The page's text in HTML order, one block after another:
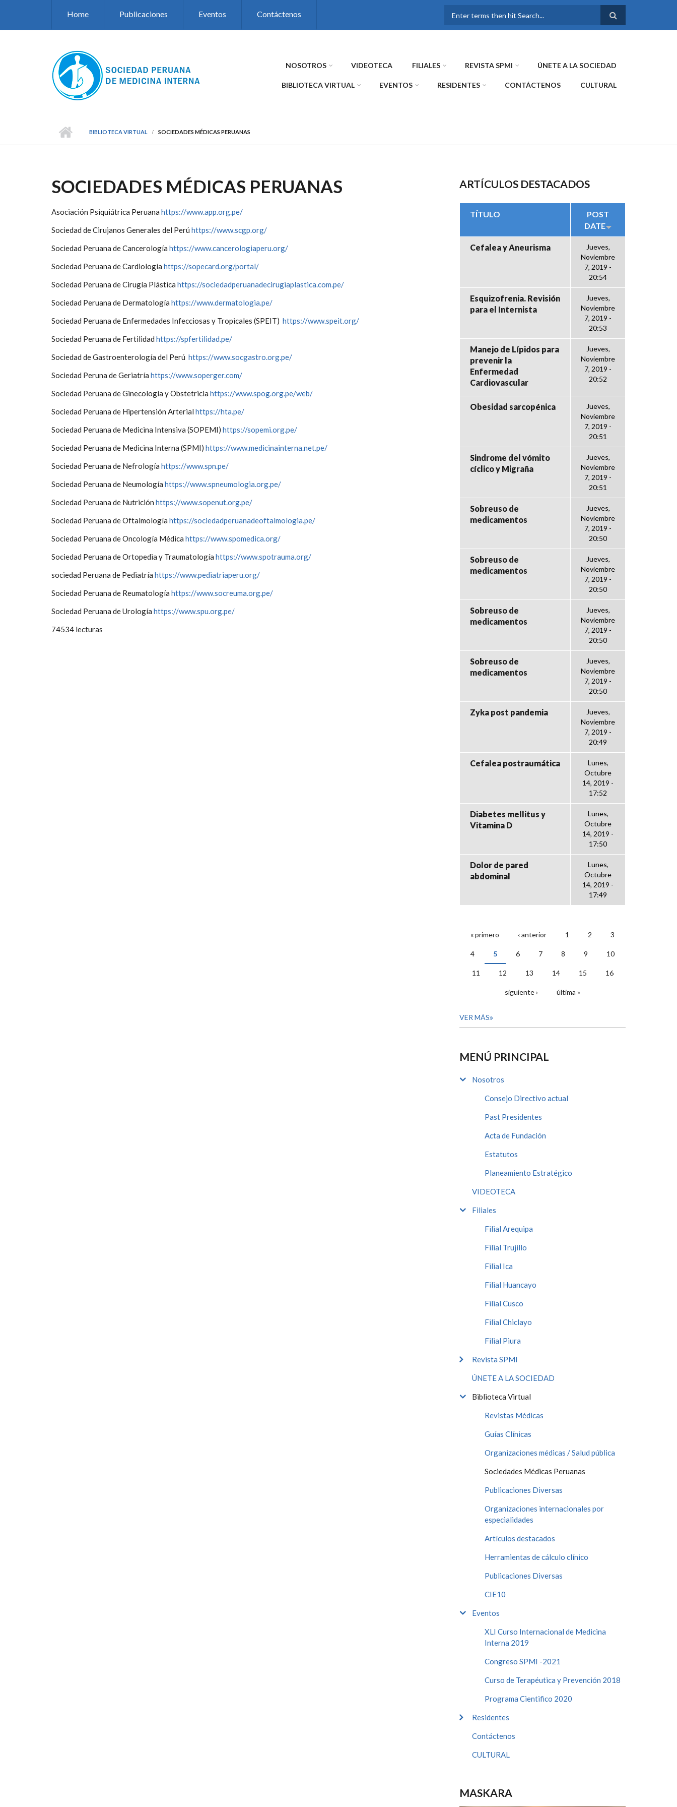
Home Publicaciones Eventos Contáctenos
FORMULARIO DE
NOSOTROS VIDEOTECA FILIALES REVISTA SPMI ÚNETE A LA SOCIEDAD
BIBLIOTECA VIRTUAL EVENTOS RESIDENTES CONTÁCTENOS CULTURAL
BIBLIOTECA VIRTUAL SOCIEDADES MÉDICAS PERUANAS
SOCIEDADES MÉDICAS PERUANAS
Asociación Psiquiátrica Peruana https://www.app.org.pe/
Sociedad de Cirujanos Generales del Perú https://www.scgp.org/
Sociedad Peruana de Cancerología https://www.cancerologiaperu.org/
Sociedad Peruana de Cardiología https://sopecard.org/portal/
Sociedad Peruana de Cirugía Plástica https://sociedadperuanadecirugiaplastica.com.pe/
Sociedad Peruana de Dermatología https://www.dermatologia.pe/
Sociedad Peruana de Enfermedades Infecciosas y Tropicales (SPEIT) https://www.speit.org/
Sociedad Peruana de Fertilidad https://spfertilidad.pe/
Sociedad de Gastroenterología del Perú https://www.socgastro.org.pe/
Sociedad Peruna de Geriatría https://www.soperger.com/
Sociedad Peruana de Ginecología y Obstetricia https://www.spog.org.pe/web/
Sociedad Peruana de Hipertensión Arterial https://hta.pe/
Sociedad Peruana de Medicina Intensiva (SOPEMI) https://sopemi.org.pe/
Sociedad Peruana de Medicina Interna (SPMI) https://www.medicinainterna.net.pe/
Sociedad Peruana de Nefrología https://www.spn.pe/
Sociedad Peruana de Neumología https://www.spneumologia.org.pe/
Sociedad Peruana de Nutrición https://www.sopenut.org.pe/
Sociedad Peruana de Oftalmología https://sociedadperuanadeoftalmologia.pe/
Sociedad Peruana de Oncología Médica https://www.spomedica.org/
Sociedad Peruana de Ortopedia y Traumatología https://www.spotrauma.org/
sociedad Peruana de Pediatría https://www.pediatriaperu.org/
Sociedad Peruana de Reumatología https://www.socreuma.org.pe/
Sociedad Peruana de Urología https://www.spu.org.pe/
74534 lecturas
ARTÍCULOS DESTACADOS
TÍTULO
POST
DATE
Cefalea y Aneurisma
Jueves,
Noviembre
7, 2019 -
20:54
Esquizofrenia. Revisión
para el Internista
Jueves,
Noviembre
7, 2019 -
20:53
Manejo de Lípidos para
prevenir la
Enfermedad
Cardiovascular
Jueves,
Noviembre
7, 2019 -
20:52
Obesidad sarcopénica
Jueves,
Noviembre
7, 2019 -
20:51
Sindrome del vómito
cíclico y Migraña
Jueves,
Noviembre
7, 2019 -
20:51
Sobreuso de
medicamentos
Jueves,
Noviembre
7, 2019 -
20:50
Sobreuso de
medicamentos
Jueves,
Noviembre
7, 2019 -
20:50
Sobreuso de
medicamentos
Jueves,
Noviembre
7, 2019 -
20:50
Sobreuso de
medicamentos
Jueves,
Noviembre
7, 2019 -
20:50
Zyka post pandemia
Jueves,
Noviembre
7, 2019 -
20:49
Cefalea postraumática
Lunes,
Octubre
14, 2019 -
17:52
Diabetes mellitus y
Vitamina D
Lunes,
Octubre
14, 2019 -
17:50
Dolor de pared
abdominal
Lunes,
Octubre
14, 2019 -
17:49
PÁGINAS
« primero ‹ anterior 1 2 3
4 5 6 7 8 9 10
11 12 13 14 15 16
siguiente › última »
VER MÁS
MENÚ PRINCIPAL
Nosotros
Consejo Directivo actual
Past Presidentes
Acta de Fundación
Estatutos
Planeamiento Estratégico
VIDEOTECA
Filiales
Filial Arequipa
Filial Trujillo
Filial Ica
Filial Huancayo
Filial Cusco
Filial Chiclayo
Filial Piura
Revista SPMI
ÚNETE A LA SOCIEDAD
Biblioteca Virtual
Revistas Médicas
Guías Clínicas
Organizaciones médicas / Salud pública
Sociedades Médicas Peruanas
Publicaciones Diversas
Organizaciones internacionales por
especialidades
Artículos destacados
Herramientas de cálculo clínico
Publicaciones Diversas
CIE10
Eventos
XLI Curso Internacional de Medicina
Interna 2019
Congreso SPMI -2021
Curso de Terapéutica y Prevención 2018
Programa Cientifico 2020
Residentes
Contáctenos
CULTURAL
MASKARA